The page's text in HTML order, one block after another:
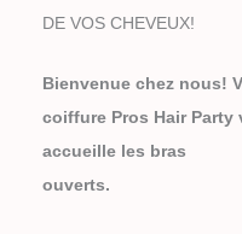
DE VOS CHEVEUX!
Bienvenue chez nous!
coiffure Pros Hair Party
accueille les bras
ouverts.